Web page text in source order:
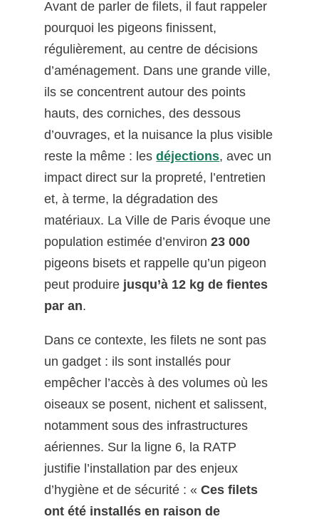
Avant de parler de filets, il faut rappeler
pourquoi les pigeons finissent,
régulièrement, au centre de décisions
d’aménagement. Dans une grande ville,
ils se concentrent autour des points
hauts, des corniches, des dessous
d’ouvrages, et la nuisance la plus visible
reste la même : lesdéjections, avec un
impact direct sur la propreté, l’entretien
et, à terme, la dégradation des
matériaux. La Ville de Paris évoque une
population estimée d’environ23 000
pigeons bisets et rappelle qu’un pigeon
peut produire jusqu’à 12 kg de fientes
par an.
Dans ce contexte, les filets ne sont pas
un gadget : ils sont installés pour
empêcher l’accès à des volumes où les
oiseaux se posent, nichent et salissent,
notamment sous des infrastructures
aériennes. Sur la ligne 6, la RATP
justifie l’installation par des enjeux
d’hygiène et de sécurité : «Ces filets
ont été installés en raison de